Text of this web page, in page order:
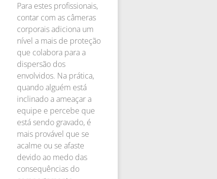
Para estes profissionais,
contar com as câmeras
corporais adiciona um
nível a mais de proteção
que colabora para a
dispersão dos
envolvidos. Na prática,
quando alguém está
inclinado a ameaçar a
equipe e percebe que
está sendo gravado, é
mais provável que se
acalme ou se afaste
devido ao medo das
consequências do